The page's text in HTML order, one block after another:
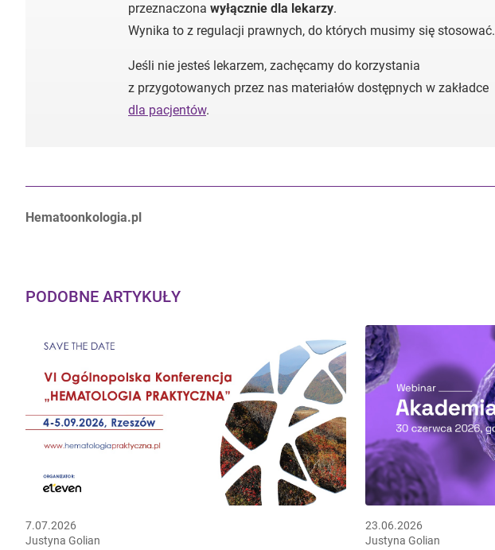
przeznaczona wyłącznie dla lekarzy.
Wynika to z regulacji prawnych, do których musimy się stosować.
Jeśli nie jesteś lekarzem, zachęcamy do korzystania
z przygotowanych przez nas materiałów dostępnych w zakładce
dla pacjentów.
Autorzy:
Hematoonkologia.pl
PODOBNE ARTYKUŁY
7.07.2026
Justyna Golian
23.06.2026
Justyna Golian